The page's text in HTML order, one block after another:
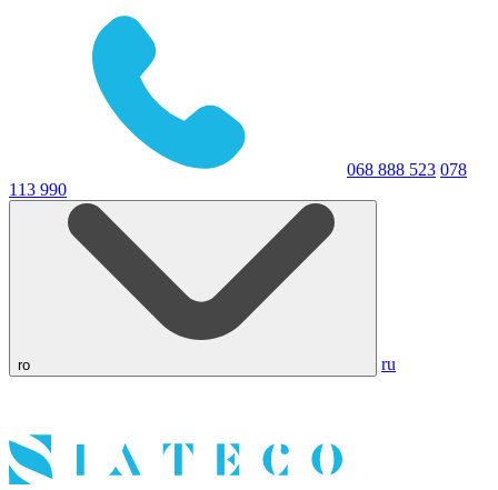
068 888 523 078
113 990
ro ru